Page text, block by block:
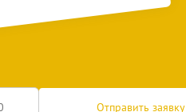
Отправить